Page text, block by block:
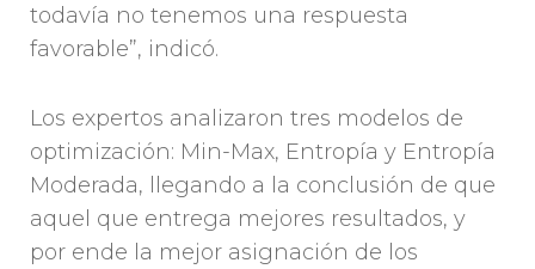
todavía no tenemos una respuesta
favorable”, indicó.
Los expertos analizaron tres modelos de
optimización: Min-Max, Entropía y Entropía
Moderada, llegando a la conclusión de que
aquel que entrega mejores resultados, y
por ende la mejor asignación de los